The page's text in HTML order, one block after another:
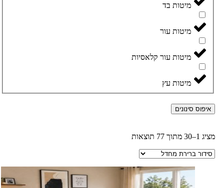
מיטות בד
מיטות עור
מיטות עור קלאסיות
מיטות עץ
איפוס סינונים
מציג 1–30 מתוך 77 תוצאות